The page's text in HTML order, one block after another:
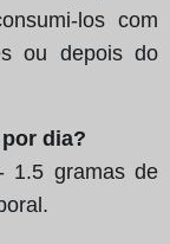
los com
ou depois do
dia?
1.5 gramas de